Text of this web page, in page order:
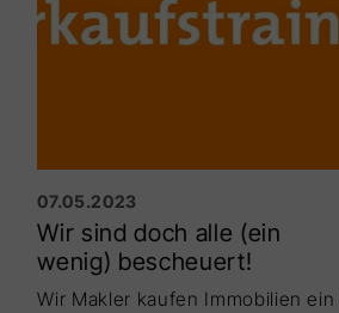
07.05.2023
Wir sind doch alle (ein
wenig) bescheuert!
Wir Makler kaufen Immobilien